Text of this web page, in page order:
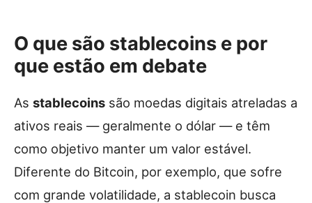
O que são stablecoins e por
que estão em debate
As stablecoins são moedas digitais atreladas a
ativos reais — geralmente o dólar — e têm
como objetivo manter um valor estável.
Diferente do Bitcoin, por exemplo, que sofre
com grande volatilidade, a stablecoin busca